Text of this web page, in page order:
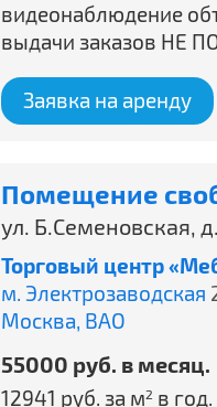
видеонаблюдение
выдачи заказов НЕ
Заявка на аренду
Помещение
ул. Б.Семеновская,
Торговый центр
м. Электрозаводская
Москва, ВАО
55000 руб. в месяц.
12941 руб. за м2 в год.